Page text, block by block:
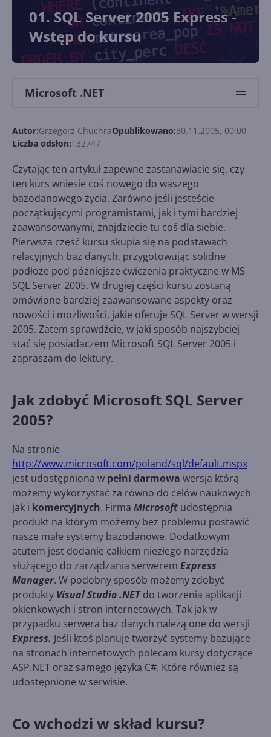
01. SQL Server 2005 Express -
Wstęp do kursu
Microsoft .NET
Autor:Grzegorz ChuchraOpublikowano:30.11.2005, 00:00
Liczba odsłon:132747
Czytając ten artykuł zapewne zastanawiacie się, czy
ten kurs wniesie coś nowego do waszego
bazodanowego życia. Zarówno jeśli jesteście
początkującymi programistami, jak i tymi bardziej
zaawansowanymi, znajdziecie tu coś dla siebie.
Pierwsza część kursu skupia się na podstawach
relacyjnych baz danych, przygotowując solidne
podłoże pod późniejsze ćwiczenia praktyczne w MS
SQL Server 2005. W drugiej części kursu zostaną
omówione bardziej zaawansowane aspekty oraz
nowości i możliwości, jakie oferuje SQL Server w wersji
2005. Zatem sprawdźcie, w jaki sposób najszybciej
stać się posiadaczem Microsoft SQL Server 2005 i
zapraszam do lektury.
Jak zdobyć Microsoft SQL Server
2005?
Na stronie
http://www.microsoft.com/poland/sql/default.mspx
jest udostępniona w pełni darmowa wersja którą
możemy wykorzystać za równo do celów naukowych
jak i komercyjnych. Firma Microsoft udostępnia
produkt na którym możemy bez problemu postawić
nasze małe systemy bazodanowe. Dodatkowym
atutem jest dodanie całkiem niezłego narzędzia
służącego do zarządzania serwerem Express
Manager. W podobny sposób możemy zdobyć
produkty Visual Studio .NETdo tworzenia aplikacji
okienkowych i stron internetowych. Tak jak w
przypadku serwera baz danych należą one do wersji
Express. Jeśli ktoś planuje tworzyć systemy bazujące
na stronach internetowych polecam kursy dotyczące
ASP.NET oraz samego języka C#. Które również są
udostępnione w serwisie.
Co wchodzi w skład kursu?